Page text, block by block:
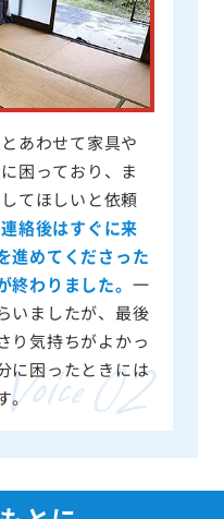
あわせて家具や
困っており、ま
てほしいと依頼
連絡後はすぐに来
進めてくださった
わりました。 一
いましたが、最後
り気持ちがよかっ
に困ったときには
。